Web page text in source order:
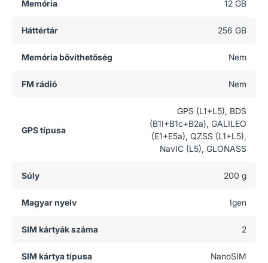
Memória 12 GB
Háttértár 256 GB
Memória bővíthetőség Nem
FM rádió Nem
GPS típusa
GPS (L1+L5), BDS
(B1I+B1c+B2a), GALILEO
(E1+E5a), QZSS (L1+L5),
NavIC (L5), GLONASS
Súly 200 g
Magyar nyelv Igen
SIM kártyák száma 2
SIM kártya típusa NanoSIM